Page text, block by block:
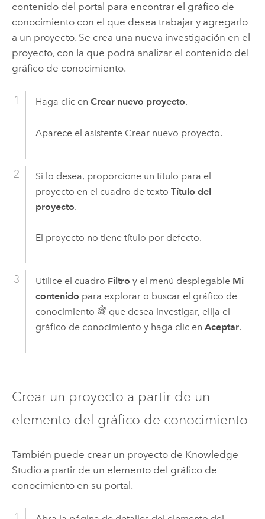
contenido del portal para encontrar el gráfico de
conocimiento con el que desea trabajar y agregarlo
a un proyecto. Se crea una nueva investigación en el
proyecto, con la que podrá analizar el contenido del
gráfico de conocimiento.
Haga clic en Crear nuevo proyecto.
Aparece el asistente Crear nuevo proyecto.
Si lo desea, proporcione un título para el
proyecto en el cuadro de texto Título del
proyecto.
El proyecto no tiene título por defecto.
Utilice el cuadro Filtro y el menú desplegable Mi
contenido para explorar o buscar el gráfico de
conocimiento
que desea investigar, elija el
gráfico de conocimiento y haga clic en Aceptar.
Crear un proyecto a partir de un
elemento del gráfico de conocimiento
También puede crear un proyecto de Knowledge
Studioa partir de un elemento del gráfico de
conocimiento en su portal.